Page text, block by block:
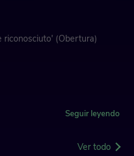
riconosciuto' (Obertura)
del barcelonés Domènec
que narra el Antiguo
Seguir leyendo
Ver todo